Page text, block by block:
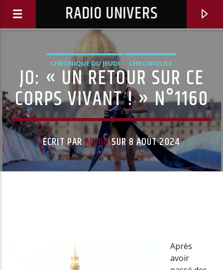
RADIO UNIVERS
Radio Univers
CHRONIQUE DU JEUDI CHRONIQUES
JO: « UN RETOUR SUR CE
CORPS VIVANT ! » N°1160
ÉCRIT PARADMINSUR 8 AOÛT 2024
Après
avoir